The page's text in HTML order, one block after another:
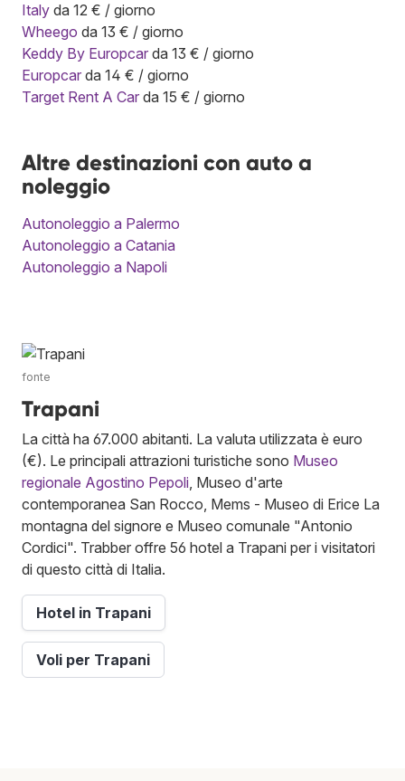
Italy da 12 € / giorno
Wheego da 13 € / giorno
Keddy By Europcar da 13 € / giorno
Europcar da 14 € / giorno
Target Rent A Car da 15 € / giorno
Altre destinazioni con auto a
noleggio
Autonoleggio a Palermo
Autonoleggio a Catania
Autonoleggio a Napoli
fonte
Trapani
La città ha 67.000 abitanti. La valuta utilizzata è euro
(€). Le principali attrazioni turistiche sono Museo
regionale Agostino Pepoli, Museo d'arte
contemporanea San Rocco, Mems - Museo di Erice La
montagna del signore e Museo comunale "Antonio
Cordici". Trabber offre 56 hotel a Trapani per i visitatori
di questo città di Italia.
Hotel in Trapani
Voli per Trapani